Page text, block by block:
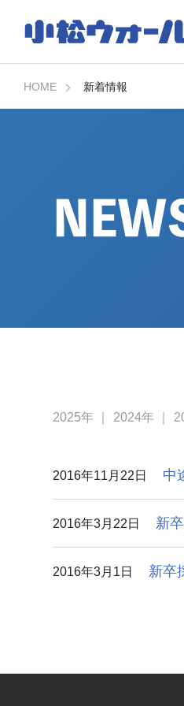
HOME 新着情報
2025年 2024年
2016年11月22日 中
2016年3月22日 新
2016年3月1日 新卒